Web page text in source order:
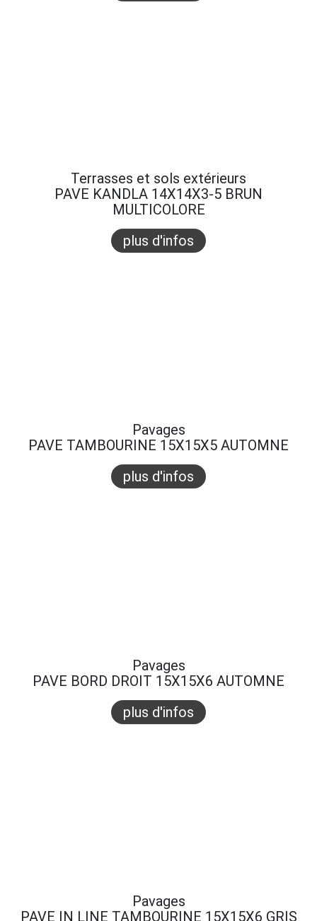
Terrasses et sols extérieurs
PAVE KANDLA 14X14X3-5 BRUN
MULTICOLORE
plus d'infos
Pavages
PAVE TAMBOURINE 15X15X5 AUTOMNE
plus d'infos
Pavages
PAVE BORD DROIT 15X15X6 AUTOMNE
plus d'infos
Pavages
PAVE IN LINE TAMBOURINE 15X15X6 GRIS